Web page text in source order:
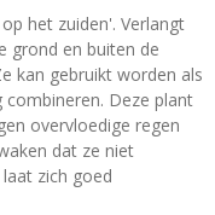
het zuiden'. Verlangt
grond en buiten de
kan gebruikt worden als
Deze plant
overvloedige regen
dat ze niet
zich goed